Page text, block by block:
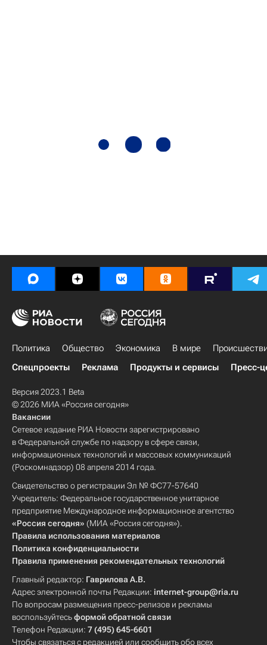
Политика Общество Экономика В мире
Спецпроекты
Реклама Продукты и сервисы Пресс-
Версия 2023.1 Beta
© 2026 МИА «Россия сегодня»
Вакансии
Сетевое издание РИА Новости зарегистрировано
в Федеральной службе по надзору в сфере связи,
информационных технологий и массовых коммуникаций
(Роскомнадзор) 08 апреля 2014 года.
Свидетельство о регистрации Эл № ФС77-57640
Учредитель: Федеральное государственное унитарное
предприятие Международное информационное агентство
«Россия сегодня» (МИА «Россия сегодня»).
Правила использования материалов
Политика конфиденциальности
Правила применения рекомендательных технологий
Главный редактор: Гаврилова А.В.
Адрес электронной почты Редакции: internet-group@ria.ru
По вопросам размещения пресс-релизов и рекламы
воспользуйтесьформой обратной связи
Телефон Редакции: 7 (495) 645-6601
Чтобы связаться с редакцией или сообщить обо всех